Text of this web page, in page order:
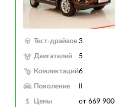
Тест-драйвов 3
Двигателей 5
Комлектаций6
Поколение
Цены
от 669 900